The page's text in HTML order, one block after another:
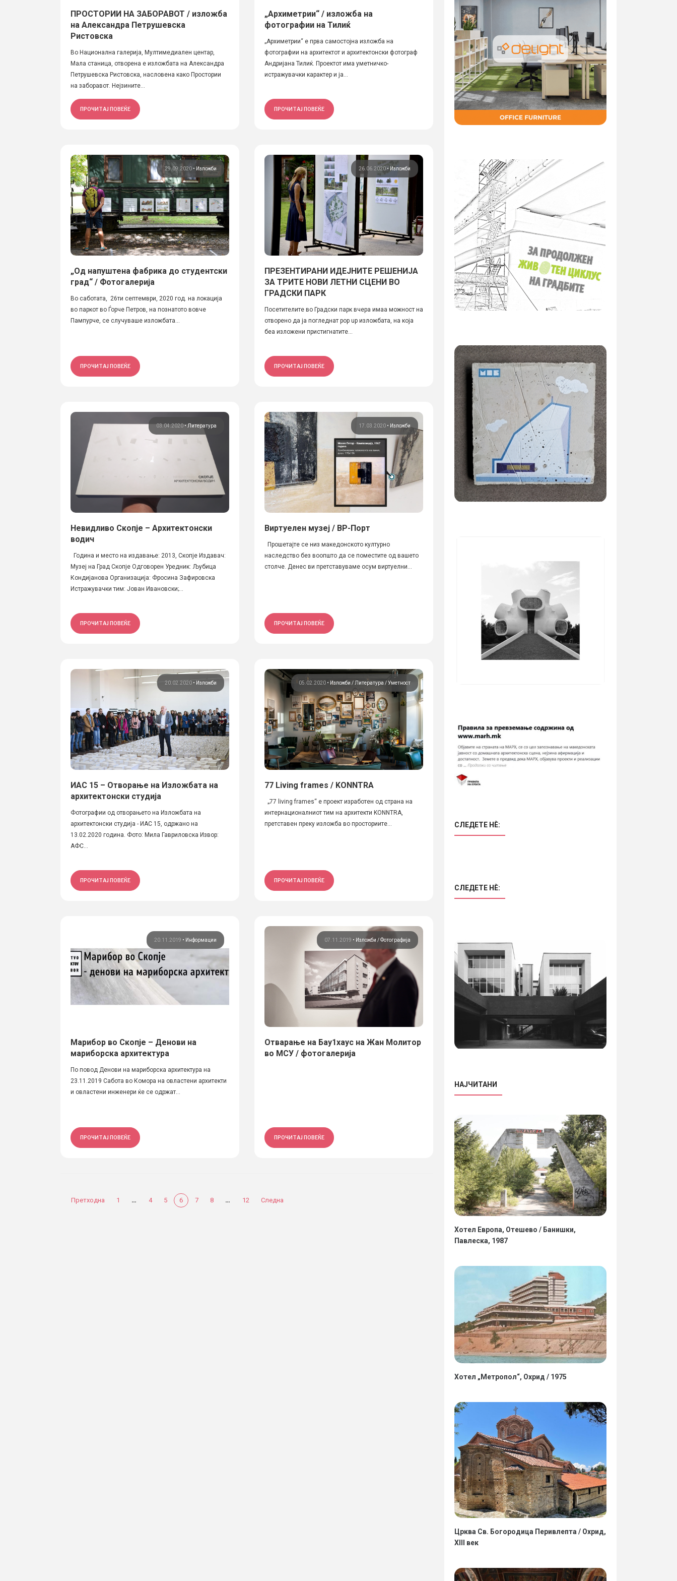
ПРОСТОРИИ НА ЗАБОРАВОТ / изложба
на Александра Петрушевска
Ристовска
Во Национална галерија, Мултимедиален центар,
Мала станица, отворена е изложбата на Александра
Петрушевска Ристовска, насловена како Простории
на заборавот. Нејзините...
ПРОЧИТАЈ ПОВЕЌЕ
„Архиметрии“ / изложба на
фотографии на Тилиќ
„Архиметрии“ е прва самостојна изложба на
фотографии на архитектот и архитектонски фотограф
Андријана Тилиќ. Проектот има уметничко-
истражувачки карактер и ја...
ПРОЧИТАЈ ПОВЕЌЕ
29.09.2020 • Изложби
„Од напуштена фабрика до студентски
град“ / Фотогалерија
Во саботата, 26ти септември, 2020 год. на локација
во паркот во Ѓорче Петров, на познатото вовче
Пампурче, се случуваше изложбата...
ПРОЧИТАЈ ПОВЕЌЕ
26.06.2020• Изложби
ПРЕЗЕНТИРАНИ ИДЕЈНИТЕ РЕШЕНИЈА
ЗА ТРИТЕ НОВИ ЛЕТНИ СЦЕНИ ВО
ГРАДСКИ ПАРК
Посетителите во Градски парк вчера имаа можност на
отворено да ја погледнат pop up изложбата, на која
беа изложени пристигнатите...
ПРОЧИТАЈ ПОВЕЌЕ
03.04.2020•Литература
Невидливо Скопје – Архитектонски
водич
Година и место на издавање: 2013, Скопје Издавач:
Музеј на Град Скопје Одговорен Уредник: Љубица
Кондијанова Организација: Фросина Зафировска
Истражувачки тим: Јован Ивановски;...
ПРОЧИТАЈ ПОВЕЌЕ
17.03.2020• Изложби
Виртуелен музеј / ВР-Порт
Прошетајте се низ македонското културно
наследство без воопшто да се поместите од вашето
столче. Денес ви претставуваме осум виртуелни...
ПРОЧИТАЈ ПОВЕЌЕ
20.02.2020 • Изложби
ИАС 15 – Отворање на Изложбата на
архитектонски студија
Фотографии од отворањето на Изложбата на
архитектонски студија - ИАС 15, одржано на
13.02.2020 година. Фото: Мила Гавриловска Извор:
АФС...
ПРОЧИТАЈ ПОВЕЌЕ
05.02.2020• Изложби Литература Уметност
77 Living frames / KONNTRA
„77 living frames“ е проект изработен од страна на
интернационалниот тим на архитекти KONNTRA,
претставен преку изложба во просториите...
ПРОЧИТАЈ ПОВЕЌЕ
20.11.2019 • Информации
Марибор во Скопје – Денови на
мариборска архитектура
По повод Денови на мариборска архитектура на
23.11.2019 Сабота во Комора на овластени архитекти
и овластени инженери ќе се одржат...
ПРОЧИТАЈ ПОВЕЌЕ
07.11.2019 • Изложби Фотографија
Отварање на Бау1хаус на Жан Молитор
во МСУ / фотогалерија
ПРОЧИТАЈ ПОВЕЌЕ
Претходна 1 … 4 5 6 7 8 … 12 Следна
СЛЕДЕТЕ НÈ:
СЛЕДЕТЕ НÈ:
НАЈЧИТАНИ
Хотел Европа, Отешево / Банишки,
Павлеска, 1987
Хотел „Метропол“, Охрид / 1975
Црква Св. Богородица Перивлепта / Охрид,
XIII век